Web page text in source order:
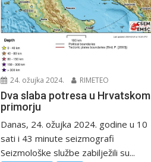
24. ožujka 2024. RIMETEO
Dva slaba potresa u Hrvatskom
primorju
Danas, 24. ožujka 2024. godine u 10
sati i 43 minute seizmografi
Seizmološke službe zabilježili su...